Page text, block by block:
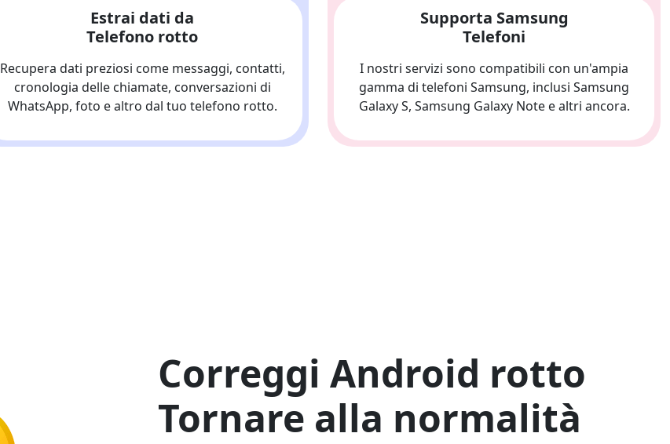
Estrai dati da
Telefono rotto
Recupera dati preziosi come messaggi, contatti,
cronologia delle chiamate, conversazioni di
WhatsApp, foto e altro dal tuo telefono rotto.
Supporta Samsung
Telefoni
I nostri servizi sono compatibili con un'ampia
gamma di telefoni Samsung, inclusi Samsung
Galaxy S, Samsung Galaxy Note e altri ancora.
Correggi Android rotto
Tornare alla normalità